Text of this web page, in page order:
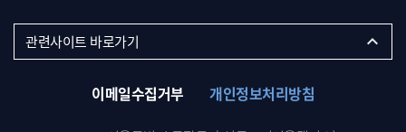
이메일수집거부 개인정보처리방침
관련사이트 바로가기
중앙대학교
중앙대학교 미래교육원 학점은행